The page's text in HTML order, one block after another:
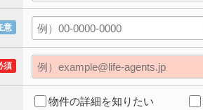
意
須
物件の詳細を知りたい